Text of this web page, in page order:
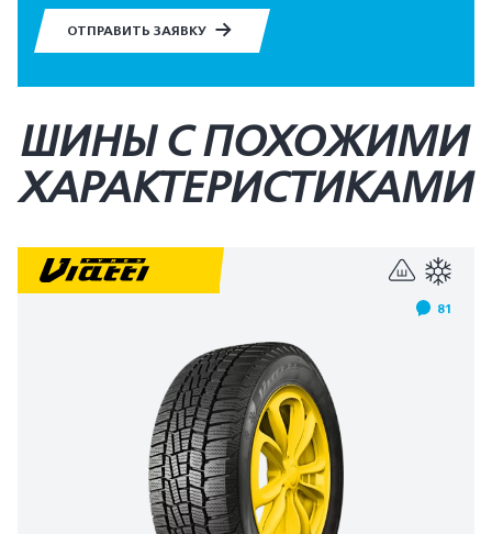
ОТПРАВИТЬ ЗАЯВКУ
ШИНЫ С ПОХОЖИМИ
ХАРАКТЕРИСТИКАМИ
81